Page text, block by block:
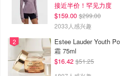
接近半价！罕见力度
$159.00 $299.00
2033人感兴趣
Estee Lauder Youth Power面
霜 75ml
$16.42 $51.25